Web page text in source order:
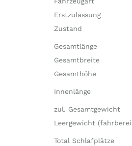
Erstzulassung
Zustand
Gesamtlänge
Gesamtbreite
Gesamthöhe
Innenlänge
zul. Gesamtgewicht
Leergewicht
Total Schlafplätze